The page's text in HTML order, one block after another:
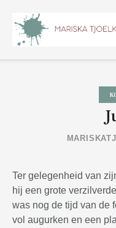
Ter gelegenheid van
hij een grote
was nog de tijd van de
vol augurken en een